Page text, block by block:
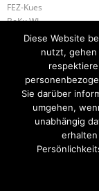
FEZ-Kues
BeKu WL
Kues-Gruppe
B1.02 BSW
Startseite
Theme by
Diese Website
nutzt, gehen
Sie darüber
umgehen,
unabhängig